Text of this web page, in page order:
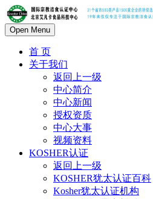
Open Menu
首 页
关于我们
返回上一级
中心简介
中心新闻
授权资质
中心大事
视频资料
KOSHER认证
返回上一级
KOSHER犹太认证百科
Kosher犹太认证机构